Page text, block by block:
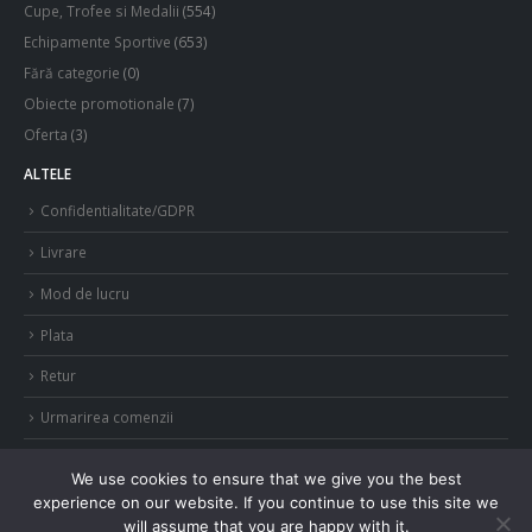
Cupe, Trofee si Medalii (554)
Echipamente Sportive (653)
Fără categorie (0)
Obiecte promotionale (7)
Oferta (3)
ALTELE
Confidentialitate/GDPR
Livrare
Mod de lucru
Plata
Retur
Urmarirea comenzii
We use cookies to ensure that we give you the best
experience on our website. If you continue to use this site we
will assume that you are happy with it.